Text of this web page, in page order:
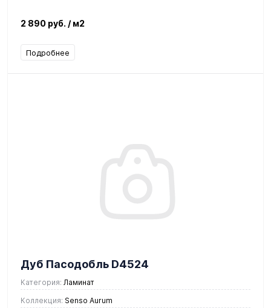
2 890 руб. / м2
Подробнее
Дуб Пасодобль D4524
Категория: Ламинат
Коллекция: Senso Aurum